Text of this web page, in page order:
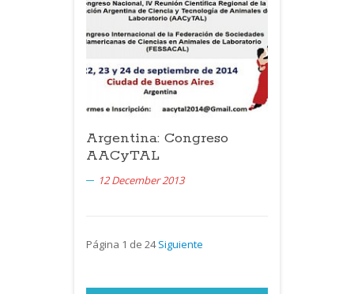
Argentina: Congreso
AACyTAL
12 December 2013
Página 1 de 24Siguiente